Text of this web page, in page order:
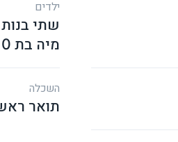
ילדים
מיה בת 10 ותבור בת 8
השכלה
תואר